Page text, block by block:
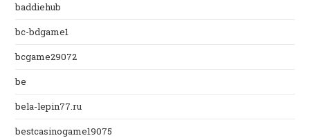
baddiehub
bc-bdgame1
bcgame29072
be
bela-lepin77.ru
bestcasinogame19075